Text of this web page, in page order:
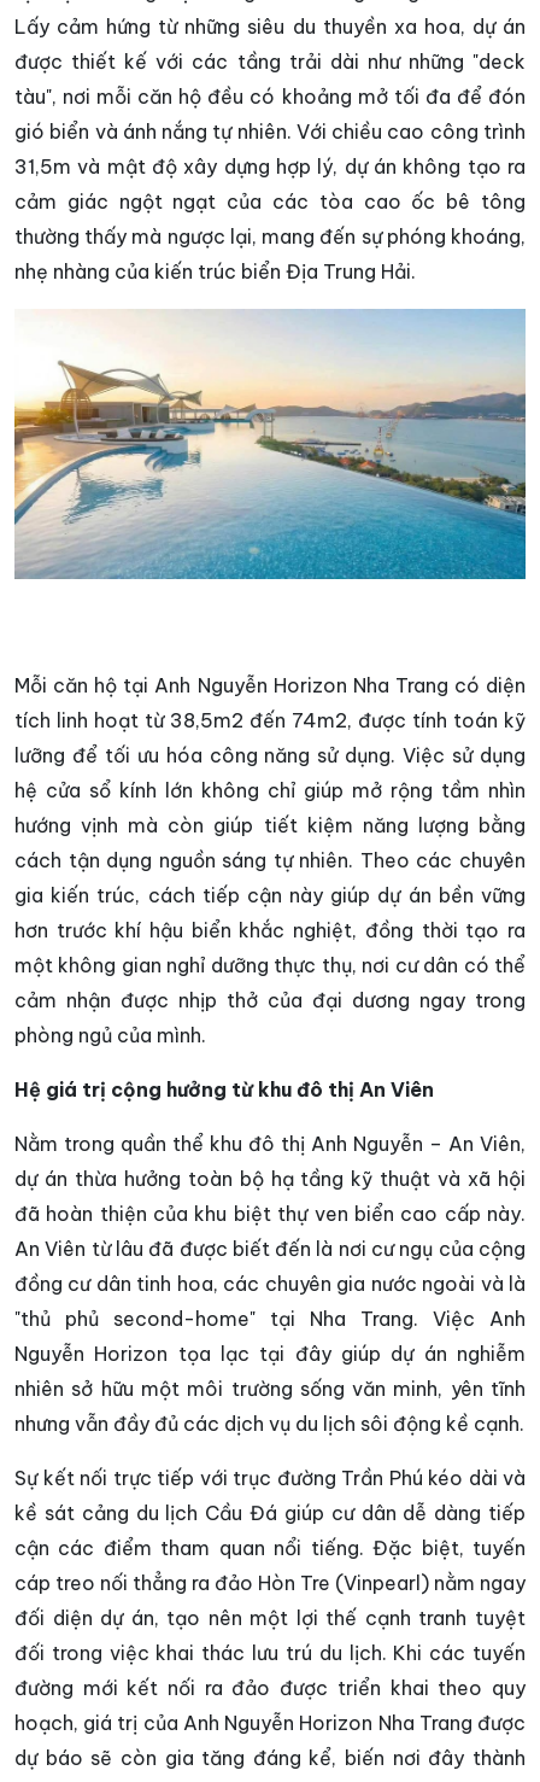
Lấy cảm hứng từ những siêu du thuyền xa hoa, dự án
được thiết kế với các tầng trải dài như những "deck
tàu", nơi mỗi căn hộ đều có khoảng mở tối đa để đón
gió biển và ánh nắng tự nhiên. Với chiều cao công trình
31,5m và mật độ xây dựng hợp lý, dự án không tạo ra
cảm giác ngột ngạt của các tòa cao ốc bê tông
thường thấy mà ngược lại, mang đến sự phóng khoáng,
nhẹ nhàng của kiến trúc biển Địa Trung Hải.
Mỗi căn hộ tại Anh Nguyễn Horizon Nha Trang có diện
tích linh hoạt từ 38,5m2 đến 74m2, được tính toán kỹ
lưỡng để tối ưu hóa công năng sử dụng. Việc sử dụng
hệ cửa sổ kính lớn không chỉ giúp mở rộng tầm nhìn
hướng vịnh mà còn giúp tiết kiệm năng lượng bằng
cách tận dụng nguồn sáng tự nhiên. Theo các chuyên
gia kiến trúc, cách tiếp cận này giúp dự án bền vững
hơn trước khí hậu biển khắc nghiệt, đồng thời tạo ra
một không gian nghỉ dưỡng thực thụ, nơi cư dân có thể
cảm nhận được nhịp thở của đại dương ngay trong
phòng ngủ của mình.
Hệ giá trị cộng hưởng từ khu đô thị An Viên
Nằm trong quần thể khu đô thị Anh Nguyễn – An Viên,
dự án thừa hưởng toàn bộ hạ tầng kỹ thuật và xã hội
đã hoàn thiện của khu biệt thự ven biển cao cấp này.
An Viên từ lâu đã được biết đến là nơi cư ngụ của cộng
đồng cư dân tinh hoa, các chuyên gia nước ngoài và là
"thủ phủ second-home" tại Nha Trang. Việc Anh
Nguyễn Horizon tọa lạc tại đây giúp dự án nghiễm
nhiên sở hữu một môi trường sống văn minh, yên tĩnh
nhưng vẫn đầy đủ các dịch vụ du lịch sôi động kề cạnh.
Sự kết nối trực tiếp với trục đường Trần Phú kéo dài và
kề sát cảng du lịch Cầu Đá giúp cư dân dễ dàng tiếp
cận các điểm tham quan nổi tiếng. Đặc biệt, tuyến
cáp treo nối thẳng ra đảo Hòn Tre (Vinpearl) nằm ngay
đối diện dự án, tạo nên một lợi thế cạnh tranh tuyệt
đối trong việc khai thác lưu trú du lịch. Khi các tuyến
đường mới kết nối ra đảo được triển khai theo quy
hoạch, giá trị của Anh Nguyễn Horizon Nha Trang được
dự báo sẽ còn gia tăng đáng kể, biến nơi đây thành